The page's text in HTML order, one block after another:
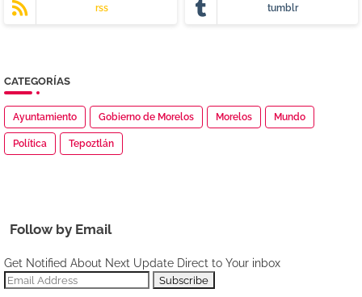
rss tumblr
CATEGORÍAS
Ayuntamiento Gobierno de Morelos Morelos Mundo
Política Tepoztlán
Follow by Email
Get Notified About Next Update Direct to Your inbox